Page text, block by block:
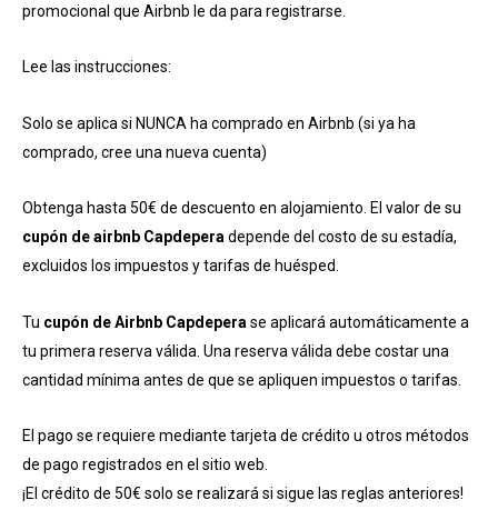
promocional que Airbnb le da para registrarse.
Lee las instrucciones:
Solo se aplica si NUNCA ha comprado en Airbnb (si ya ha
comprado, cree una nueva cuenta)
Obtenga hasta 50€ de descuento en alojamiento. El valor de su
cupón de airbnb Capdepera depende del costo de su estadía,
excluidos los impuestos y tarifas de huésped.
Tu cupón de Airbnb Capdepera se aplicará automáticamente a
tu primera reserva válida. Una reserva válida debe costar una
cantidad mínima antes de que se apliquen impuestos o tarifas.
El pago se requiere mediante tarjeta de crédito u otros métodos
de pago registrados en el sitio web.
¡El crédito de 50€ solo se realizará si sigue las reglas anteriores!